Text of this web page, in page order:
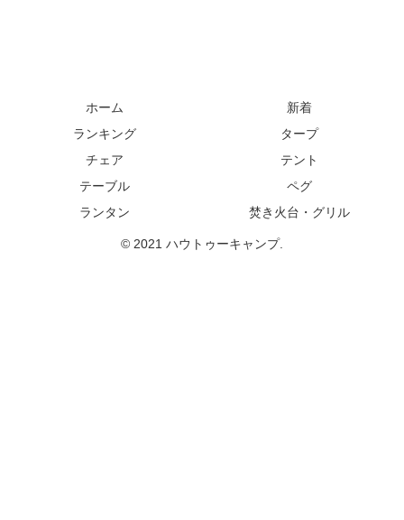
ホーム
新着
ランキング
タープ
チェア
テント
テーブル
ペグ
ランタン
焚き火台・グリル
© 2021 ハウトゥーキャンプ.